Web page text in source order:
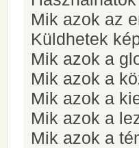
Mik azok az
Küldhetek
Mik azok a
Mik azok a
Mik azok a
Mik azok a
Mik azok a